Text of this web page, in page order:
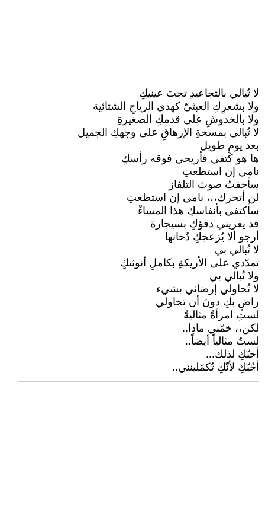
لا تُبالي بالتجاعيدِ تحتَ عينيكِ
ولا بشعرِكِ العبثيّ كهذي الرياحِ الشتائية
ولا بالخدوشِ على قدمكِ الصغيرةِ
لا تُبالي بمسحةِ الإرهاقِ على وجهكِ الجميل
بعد يومٍ طويل
ها هو كتفي فأريحي فوقه رأسكِ
نامي إن استطعتِ
سأخفتُ صوتَ التلفاز
لن أتحرك،،، نامي إن استطعتِ
سأكتفي بأنفاسكِ هذا المساءْ
قد يغريني دفؤكِ بسيجارة
أرجو ألا يُزعجكِ دُخانها
لا تُبالي بي
تمدّدي على الأريكةِ بكاملِ أنوثتكِ
ولا تُبالي بي
لا تُحاولي إرضائي بشيء
راضٍ بكِ دونَ أن تحاولي
لستِ امرأةً مثاليةً
لكن،، خمّني ماذا..
لستُ مثالياً أيضاً..
أحبّكِ لذلك...
أحُبّكِ لأنّكِ تُكمّلينني..